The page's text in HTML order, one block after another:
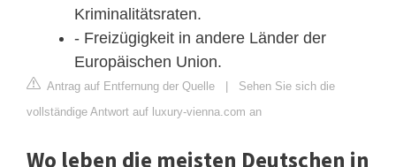
Kriminalitätsraten.
- Freizügigkeit in andere Länder der
Europäischen Union.
Antrag auf Entfernung der Quelle | Sehen Sie sich die
vollständige Antwort auf luxury-vienna.com an
Wo leben die meisten Deutschen in